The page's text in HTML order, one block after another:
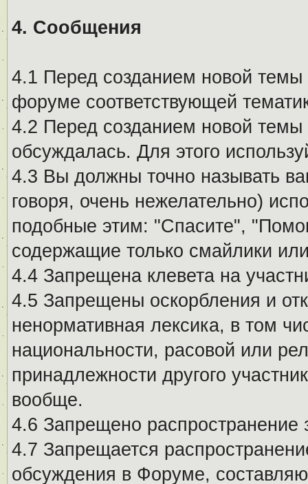
4. Сообщения
4.1 Перед созданием новой темы
форуме соответствующей
4.2 Перед созданием новой
обсуждалась. Для этого
4.3 Вы должны точно называть
говоря, очень нежелательно)
подобные этим: "Спасите",
содержащие только смайлики
4.4 Запрещена клевета на
4.5 Запрещены оскорбления и
ненормативная лексика, в том
национальности, расовой или
принадлежности другого
вообще.
4.6 Запрещено
4.7 Запрещается
обсуждения в Форуме,